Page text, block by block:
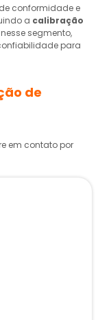
conformidade e
a calibração
segmento,
para
de
em contato por